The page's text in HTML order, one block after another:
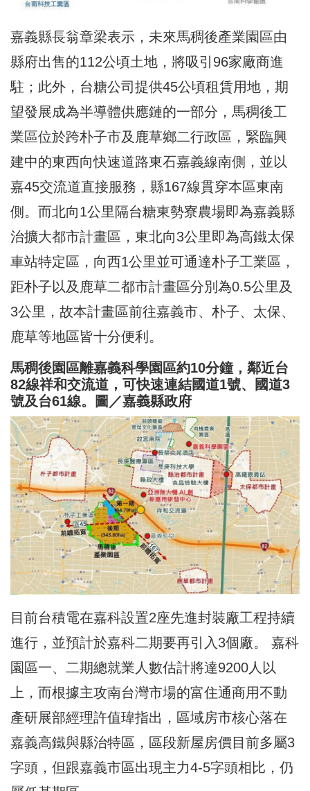
嘉義縣長翁章梁表示，未來馬稠後產業園區由
縣府出售的112公頃土地，將吸引96家廠商進
駐；此外，台糖公司提供45公頃租賃用地，期
望發展成為半導體供應鏈的一部分，馬稠後工
業區位於跨朴子市及鹿草鄉二行政區，緊臨興
建中的東西向快速道路東石嘉義線南側，並以
嘉45交流道直接服務，縣167線貫穿本區東南
側。而北向1公里隔台糖東勢寮農場即為嘉義縣
治擴大都市計畫區，東北向3公里即為高鐵太保
車站特定區，向西1公里並可通達朴子工業區，
距朴子以及鹿草二都市計畫區分別為0.5公里及
3公里，故本計畫區前往嘉義市、朴子、太保、
鹿草等地區皆十分便利。
馬稠後園區離嘉義科學園區約10分鐘，鄰近台
82線祥和交流道，可快速連結國道1號、國道3
號及台61線。圖／嘉義縣政府
目前台積電在嘉科設置2座先進封裝廠工程持續
進行，並預計於嘉科二期要再引入3個廠。 嘉科
園區一、二期總就業人數估計將達9200人以
上，而根據主攻南台灣市場的富住通商用不動
產研展部經理許值瑋指出，區域房市核心落在
嘉義高鐵與縣治特區，區段新屋房價目前多屬3
字頭，但跟嘉義市區出現主力4-5字頭相比，仍